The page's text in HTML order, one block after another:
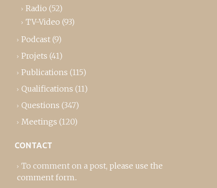
Radio (52)
TV-Video (93)
Podcast (9)
Projets (41)
Publications (115)
Qualifications (11)
Questions (347)
Meetings (120)
CONTACT
To comment on a post, please use the
comment form..